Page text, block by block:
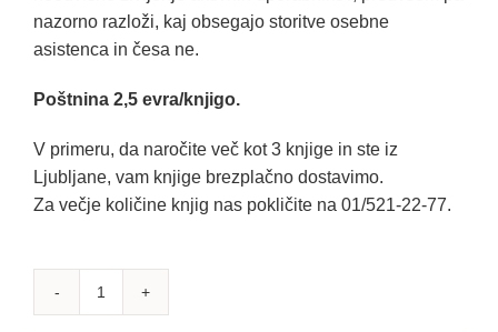
nazorno razloži, kaj obsegajo storitve osebne
asistenca in česa ne.
Poštnina 2,5 evra/knjigo.
V primeru, da naročite več kot 3 knjige in ste iz
Ljubljane, vam knjige brezplačno dostavimo.
Za večje količine knjig nas pokličite na 01/521-22-77.